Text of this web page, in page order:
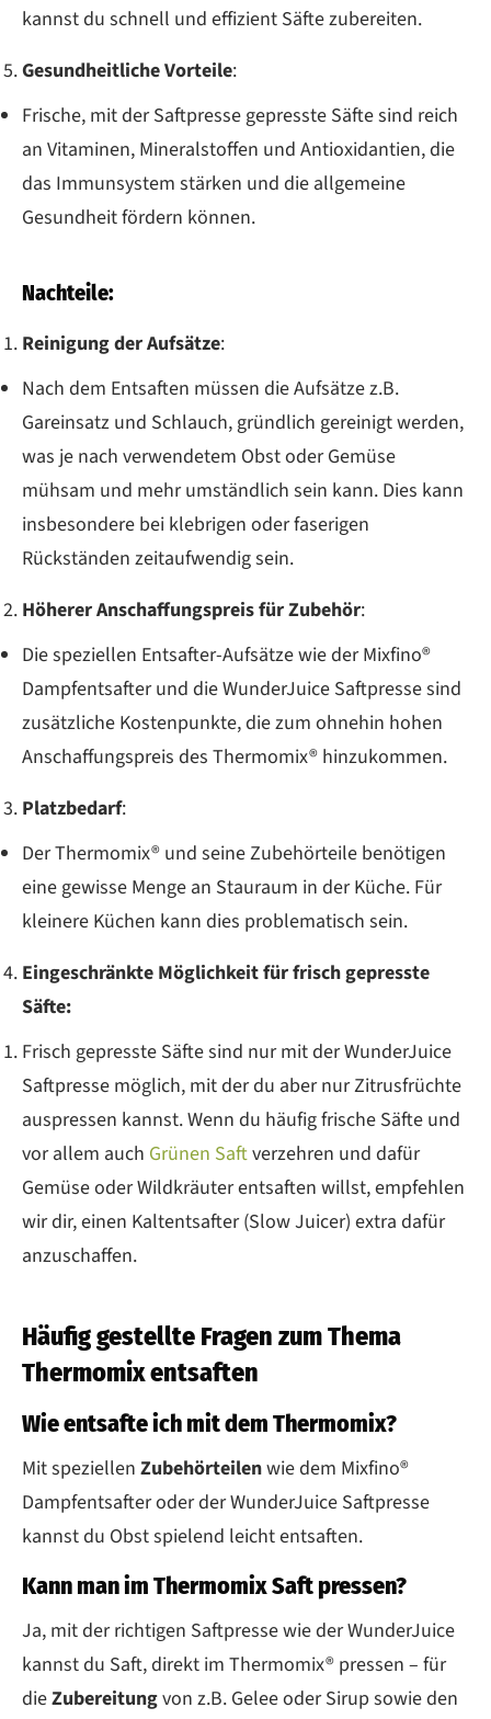
kannst du schnell und effizient Säfte zubereiten.
Gesundheitliche Vorteile:
Frische, mit der Saftpresse gepresste Säfte sind reich
an Vitaminen, Mineralstoffen und Antioxidantien, die
das Immunsystem stärken und die allgemeine
Gesundheit fördern können.
Nachteile:
Reinigung der Aufsätze:
Nach dem Entsaften müssen die Aufsätze z.B.
Gareinsatz und Schlauch, gründlich gereinigt werden,
was je nach verwendetem Obst oder Gemüse
mühsam und mehr umständlich sein kann. Dies kann
insbesondere bei klebrigen oder faserigen
Rückständen zeitaufwendig sein.
Höherer Anschaffungspreis für Zubehör:
Die speziellen Entsafter-Aufsätze wie der Mixfino®
Dampfentsafter und die WunderJuice Saftpresse sind
zusätzliche Kostenpunkte, die zum ohnehin hohen
Anschaffungspreis des Thermomix® hinzukommen.
Platzbedarf:
Der Thermomix® und seine Zubehörteile benötigen
eine gewisse Menge an Stauraum in der Küche. Für
kleinere Küchen kann dies problematisch sein.
Eingeschränkte Möglichkeit für frisch gepresste
Säfte:
Frisch gepresste Säfte sind nur mit der WunderJuice
Saftpresse möglich, mit der du aber nur Zitrusfrüchte
auspressen kannst. Wenn du häufig frische Säfte und
vor allem auch Grünen Saftverzehren und dafür
Gemüse oder Wildkräuter entsaften willst, empfehlen
wir dir, einen Kaltentsafter (Slow Juicer) extra dafür
anzuschaffen.
Häufig gestellte Fragen zum Thema
Thermomix entsaften
Wie entsafte ich mit dem Thermomix?
Mit speziellen Zubehörteilenwie dem Mixfino®
Dampfentsafter oder der WunderJuice Saftpresse
kannst du Obst spielend leicht entsaften.
Kann man im Thermomix Saft pressen?
Ja, mit der richtigen Saftpresse wie der WunderJuice
kannst du Saft, direkt im Thermomix® pressen – für
dieZubereitungvon z.B. Gelee oder Sirup sowie den